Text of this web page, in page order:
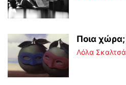
Ποια χώρα;
Λόλα Σκαλτσά